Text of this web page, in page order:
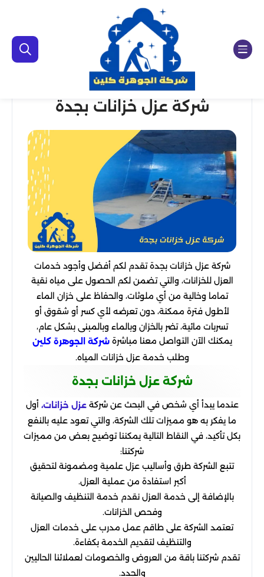
شركة عزل خزانات بجدة
شركة عزل خزانات بجدة تقدم لكم أفضل وأجود خدمات
العزل للخزانات، والتي تضمن لكم الحصول على مياه نقية
تماما وخالية من أي ملوثات، والحفاظ على خزان الماء
لأطول فترة ممكنة، دون تعرضه لأي كسر أو شقوق أو
تسربات مائية، تضر بالخزان وبالماء وبالمبنى بشكل عام،
يمكنك الآن التواصل معنا مباشرةشركة الجوهرة كلين
وطلب خدمة عزل خزانات المياه.
شركة عزل خزانات بجدة
عندما يبدأ أي شخص في البحث عن شركةعزل خزانات، أول
ما يفكر به هو مميزات تلك الشركة، والتي تعود عليه بالنفع
بكل تأكيد، في النقاط التالية يمكننا توضيح بعض من مميزات
شركتنا:
تتبع الشركة طرق وأساليب عزل علمية ومضمونة لتحقيق
أكبر استفادة من عملية العزل.
بالإضافة إلى خدمة العزل نقدم خدمة التنظيف والصيانة
وفحص الخزانات.
تعتمد الشركة على طاقم عمل مدرب على خدمات العزل
والتنظيف لتقديم الخدمة بكفاءة.
تقدم شركتنا باقة من العروض والخصومات لعملائنا الحاليين
والجدد.